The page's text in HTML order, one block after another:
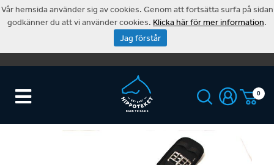
0
Vår hemsida använder sig av cookies. Genom att fortsätta surfa på sidan
godkänner du att vi använder cookies. Klicka här för mer information.
Jag förstår